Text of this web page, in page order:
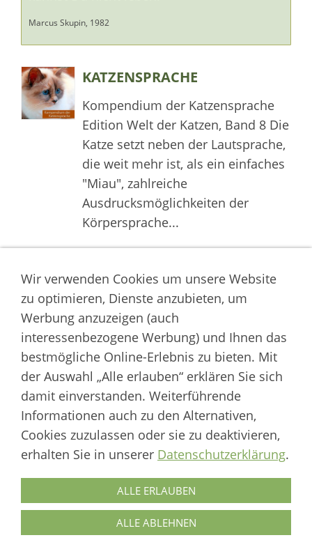
Marcus Skupin, 1982
KATZENSPRACHE
Kompendium der Katzensprache
Edition Welt der Katzen, Band 8 Die
Katze setzt neben der Lautsprache,
die weit mehr ist, als ein einfaches
"Miau", zahlreiche
Ausdrucksmöglichkeiten der
Körpersprache...
Themenseiten
Katzenbücher
Suche
Kontakt
Impressum
Datenschutz
Cookies
Logout
Autor der Welt der Katzen
Welt der Katzen | Fachportal für Biologie, Verhaltensbiologie &
Fortpflanzung von Hauskatzen und Wildkatzenarten
Artikel werden regelmäßig aktualisiert und neue Forschungsergebnisse
Wir verwenden Cookies um unsere Website
zu optimieren, Dienste anzubieten, um
Werbung anzuzeigen (auch
interessenbezogene Werbung) und Ihnen das
bestmögliche Online-Erlebnis zu bieten. Mit
der Auswahl „Alle erlauben“ erklären Sie sich
damit einverstanden. Weiterführende
Informationen auch zu den Alternativen,
Cookies zuzulassen oder sie zu deaktivieren,
erhalten Sie in unserer Datenschutzerklärung.
ALLE ERLAUBEN
ALLE ABLEHNEN